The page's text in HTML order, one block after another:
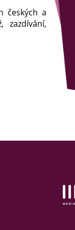
českých a
zazdívání,